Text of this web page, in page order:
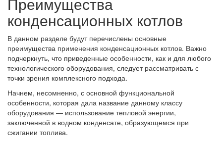
конденсационных котлов
В данном разделе будут перечислены основные
преимущества применения конденсационных котлов. Важно
подчеркнуть, что приведенные особенности, как и для любого
технологического оборудования, следует рассматривать с
точки зрения комплексного подхода.
Начнем, несомненно, с основной функциональной
особенности, которая дала название данному классу
оборудования — использование тепловой энергии,
заключенной в водном конденсате, образующемся при
сжигании топлива.